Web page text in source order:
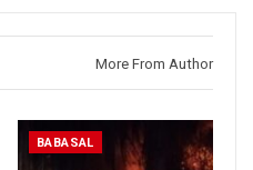
More From Author
BABASAL